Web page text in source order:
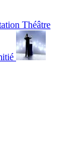
Théâtre